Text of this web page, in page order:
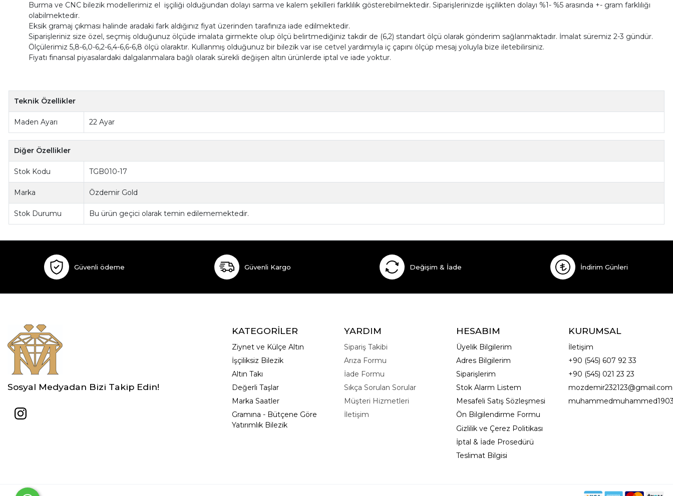
Burma ve CNC bilezik modellerimiz el işçiliği olduğundan dolayı sarma ve kalem şekilleri farklılık gösterebilmektedir. Siparişlerinizde işçilikten dolayı %1- %5 arasında +- gram farklılığı
olabilmektedir.
Eksik gramaj çıkması halinde aradaki fark aldığınız fiyat üzerinden tarafınıza iade edilmektedir.
Siparişleriniz size özel, seçmiş olduğunuz ölçüde imalata girmekte olup ölçü belirtmediğiniz takdir de (6,2) standart ölçü olarak gönderim sağlanmaktadır. İmalat süremiz 2-3 gündür.
Ölçülerimiz 5,8-6,0-6,2-6,4-6,6-6,8 ölçü olaraktır. Kullanmış olduğunuz bir bilezik var ise cetvel yardımıyla iç çapını ölçüp mesaj yoluyla bize iletebilirsiniz.
Fiyatı finansal piyasalardaki dalgalanmalara bağlı olarak sürekli değişen altın ürünlerde iptal ve iade yoktur.
Teknik Özellikler
Maden Ayarı 22 Ayar
Diğer Özellikler
Stok Kodu TGB010-17
Marka Özdemir Gold
Stok Durumu Bu ürün geçici olarak temin edilememektedir.
Güvenli ödeme Güvenli Kargo Değişim & İade İndirim Günleri
Sosyal Medyadan Bizi Takip Edin!
KATEGORİLER
Ziynet ve Külçe Altın
İşçiliksiz Bilezik
Altın Takı
Değerli Taşlar
Marka Saatler
Gramına - Bütçene Göre
Yatırımlık Bilezik
YARDIM
Sipariş Takibi
Arıza Formu
İade Formu
Sıkça Sorulan Sorular
Müşteri Hizmetleri
İletişim
HESABIM
Üyelik Bilgilerim
Adres Bilgilerim
Siparişlerim
Stok Alarm Listem
Mesafeli Satış Sözleşmesi
Ön Bilgilendirme Formu
Gizlilik ve Çerez Politikası
İptal & İade Prosedürü
Teslimat Bilgisi
KURUMSAL
İletişim
+90 (545) 607 92 33
+90 (545) 021 23 23
mozdemir232123@gmail.com